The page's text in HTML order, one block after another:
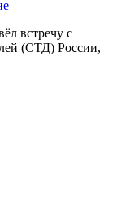
встречу с
(СТД) России,